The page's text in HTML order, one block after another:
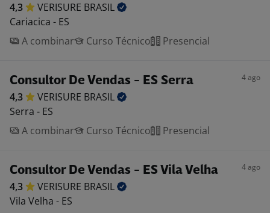
4,3 VERISURE BRASIL
Cariacica - ES
A combinar
Curso Técnico Presencial
Consultor De Vendas - ES Serra 4 ago
4,3 VERISURE BRASIL
Serra - ES
A combinar
Curso Técnico Presencial
Consultor De Vendas - ES Vila Velha 4 ago
4,3 VERISURE BRASIL
Vila Velha - ES